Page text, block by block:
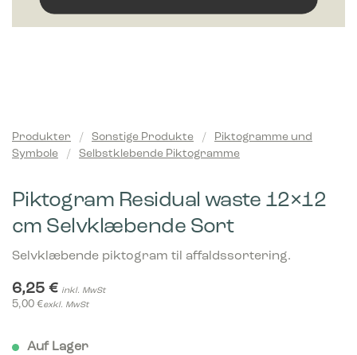
Produkter / Sonstige Produkte /
Piktogramme und
Symbole
/ Selbstklebende Piktogramme
Piktogram Residual waste 12×12
cm Selvklæbende Sort
Selvklæbende piktogram til affaldssortering.
6,25 € inkl. MwSt
5,00 €exkl. MwSt
Auf Lager